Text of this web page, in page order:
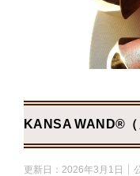
KANSA WAND®（
更新日： 2026年3月1日